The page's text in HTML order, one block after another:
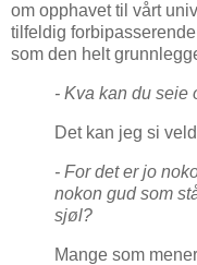
om opphavet til vårt
tilfeldig
som den helt
- Kva kan du seie
Det kan jeg si
- For det er jo
nokon gud som
sjøl?
Mange som